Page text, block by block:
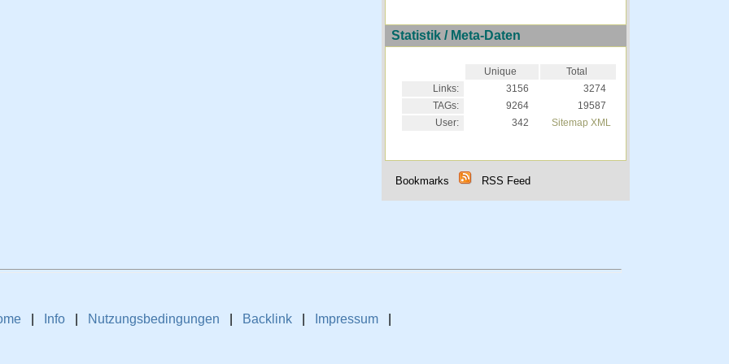
Statistik / Meta-Daten
Unique
Total
Links:
3156
3274
TAGs:
9264
19587
User:
342 Sitemap XML
Bookmarks RSS Feed
Info Nutzungsbedingungen Backlink Impressum